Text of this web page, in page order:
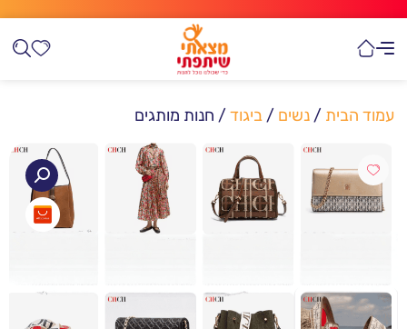
עמוד הבית / נשים / ביגוד/ חנות מותגים